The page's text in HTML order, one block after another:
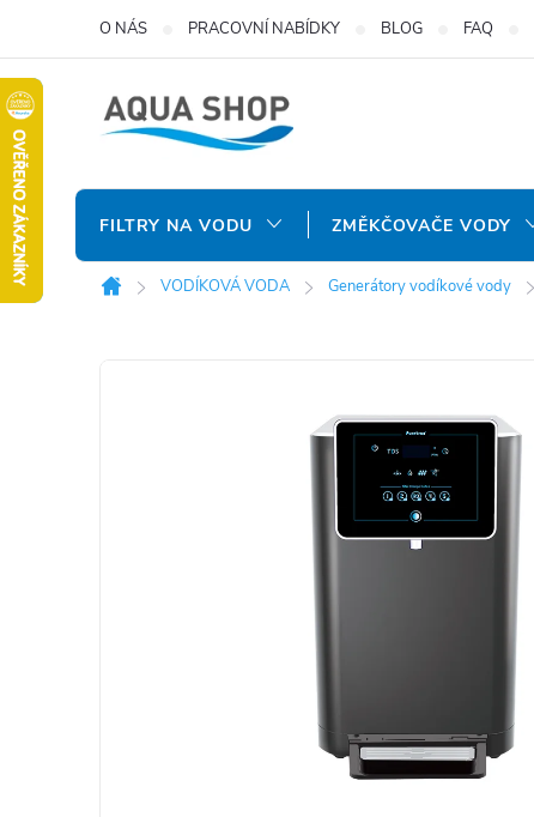
obsah
O NÁS PRACOVNÍ NABÍDKY BLOG FAQ
FILTRY NA VODU ZMĚKČOVAČE VODY
Domů
VODÍKOVÁ VODA Generátory vodíkové vody